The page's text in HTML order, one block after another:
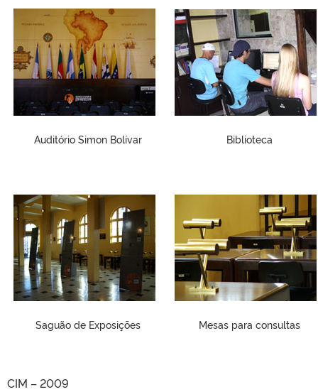
Auditório Simon Bolívar Biblioteca
Saguão de Exposições Mesas para consultas
CIM – 2009